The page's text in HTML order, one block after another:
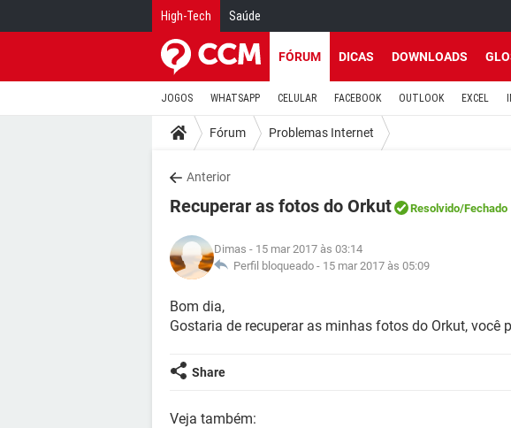
High-Tech Saúde
FÓRUM DICAS DOWNLOADS
JOGOS WHATSAPP CELULAR FACEBOOK OUTLOOK EXCEL
Fórum Problemas Internet
Anterior
Recuperar as fotos do Orkut Resolvido/Fechado
Dimas - 15 mar 2017 às 03:14
Perfil bloqueado - 15 mar 2017 às 05:09
Bom dia,
Gostaria de recuperar as minhas fotos do Orkut, você
Share
Veja também: